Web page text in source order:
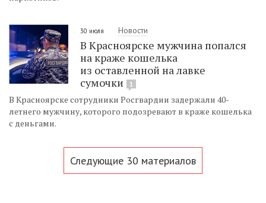
30 июля Новости
В Красноярске мужчина попался
на краже кошелька
из оставленной на лавке
сумочки
1
В Красноярске сотрудники Росгвардии задержали 40-
летнего мужчину, которого подозревают в краже кошелька
с деньгами.
Следующие 30 материалов